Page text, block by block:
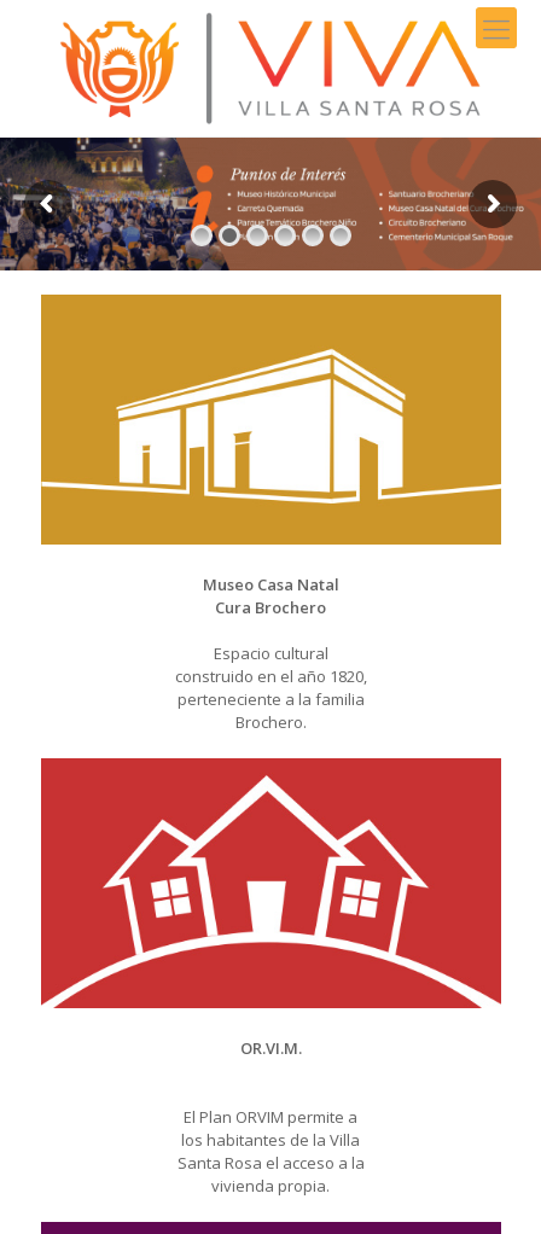
Museo Casa Natal
Cura Brochero
Espacio cultural
construido en el año 1820,
perteneciente a la familia
Brochero.
OR.VI.M.
El Plan ORVIM permite a
los habitantes de la Villa
Santa Rosa el acceso a la
vivienda propia.